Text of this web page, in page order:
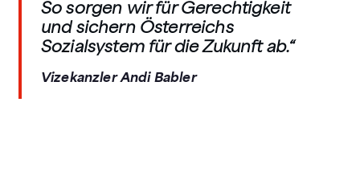
So sorgen wir für Gerechtigkeit
und sichern Österreichs
Sozialsystem für die Zukunft ab.“
Vizekanzler Andi Babler